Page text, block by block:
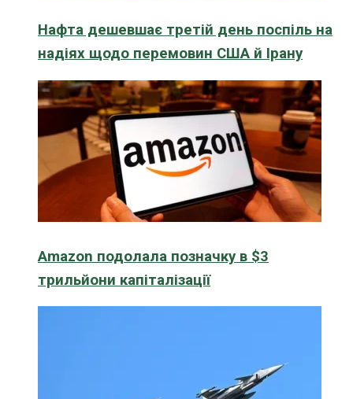
Нафта дешевшає третій день поспіль на
надіях щодо перемовин США й Ірану
Amazon подолала позначку в $3
трильйони капіталізації